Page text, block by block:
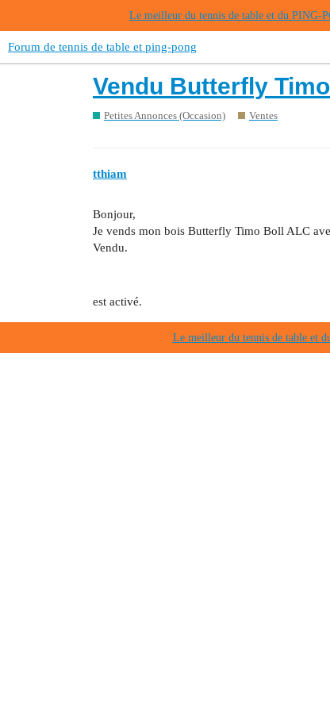
Le meilleur du tennis de table et du PING-
Forum de tennis de table et ping-pong
Vendu Butterfly
Petites Annonces (Occasion) Ventes
tthiam
Bonjour,
Je vends mon bois Butterfly Timo Boll ALC
Vendu.
est activé.
Le meilleur du tennis de table et